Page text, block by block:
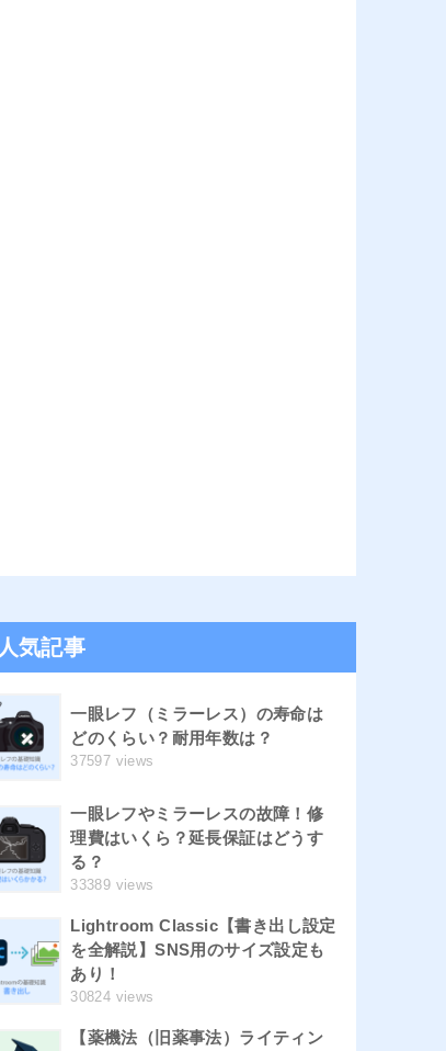
人気記事
一眼レフ（ミラーレス）の寿命は
どのくらい？耐用年数は？
37597 views
一眼レフやミラーレスの故障！修
理費はいくら？延長保証はどうす
る？
33389 views
Lightroom Classic【書き出し設定
を全解説】SNS用のサイズ設定も
あり！
30824 views
【薬機法（旧薬事法）ライティン